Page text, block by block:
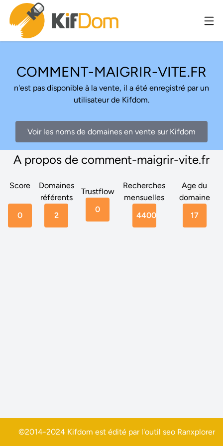
COMMENT-MAIGRIR-VITE.FR
n'est pas disponible à la vente, il a été enregistré par un
utilisateur de Kifdom.
Voir les noms de domaines en vente sur Kifdom
A propos de comment-maigrir-vite.fr
Score
0
Domaines
référents
2
Trustflow
0
Recherches
mensuelles
4400
Age du
domaine
17
©2014-2024 Kifdom est édité par l'outil seo Ranxplorer